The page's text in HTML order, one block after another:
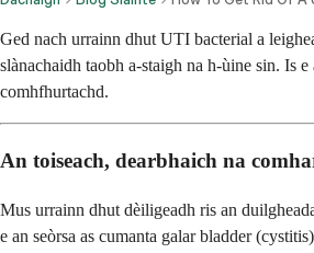
Ged nach urrainn dhut UTI bacterial a
slànachaidh taobh a-staigh na h-ùine sin. Is
comhfhurtachd.
An toiseach, dearbhaich na
Mus urrainn dhut dèiligeadh ris an
e an seòrsa as cumanta galar bladder